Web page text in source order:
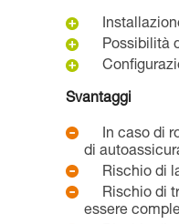
Possibilità
Svantaggi
In caso di
di
Rischio di
Rischio di
essere